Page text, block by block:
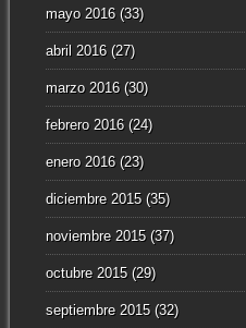
mayo 2016(33)
abril 2016(27)
marzo 2016(30)
febrero 2016(24)
enero 2016(23)
diciembre 2015(35)
noviembre 2015(37)
octubre 2015(29)
septiembre 2015(32)